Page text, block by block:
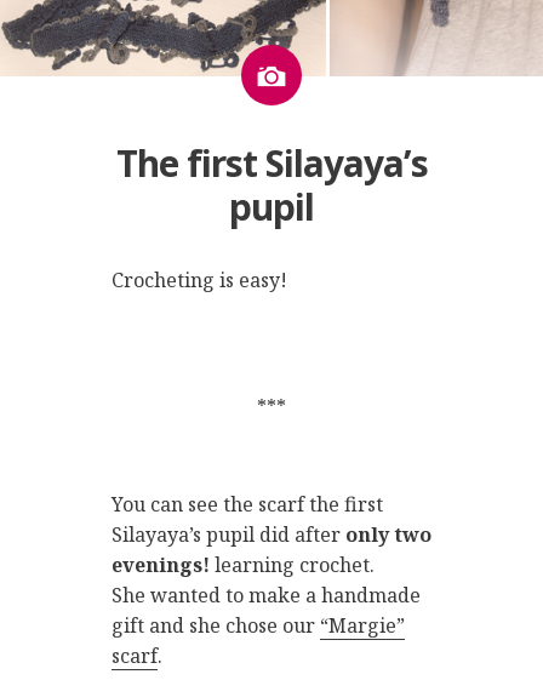
Image
The first Silayaya’s
pupil
Crocheting is easy!
***
You can see the scarf the first
Silayaya’s pupil did after only two
evenings! learning crochet.
She wanted to make a handmade
gift and she chose our “Margie”
scarf.